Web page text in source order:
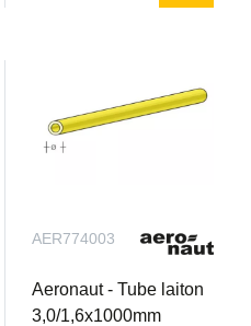
AER774003
Aeronaut - Tube laiton
3,0/1,6x1000mm